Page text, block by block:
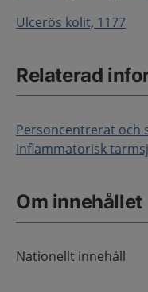
Ulcerös kolit, 1177
Relaterad
Personcentrerat och
Inflammatorisk
Om innehållet
Nationellt innehåll